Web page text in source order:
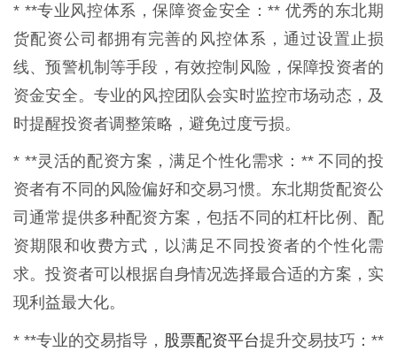
* **专业风控体系，保障资金安全：** 优秀的东北期
货配资公司都拥有完善的风控体系，通过设置止损
线、预警机制等手段，有效控制风险，保障投资者的
资金安全。专业的风控团队会实时监控市场动态，及
时提醒投资者调整策略，避免过度亏损。
* **灵活的配资方案，满足个性化需求：** 不同的投
资者有不同的风险偏好和交易习惯。东北期货配资公
司通常提供多种配资方案，包括不同的杠杆比例、配
资期限和收费方式，以满足不同投资者的个性化需
求。投资者可以根据自身情况选择最合适的方案，实
现利益最大化。
* **专业的交易指导， 股票配资平台提升交易技巧：**